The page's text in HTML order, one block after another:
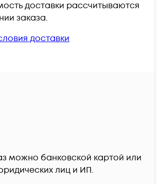
доставки рассчитываются
заказа.
доставки
можно банковской картой или
лиц и ИП.